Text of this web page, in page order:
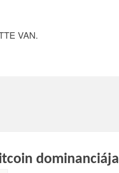
VAN.
dominanciája